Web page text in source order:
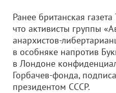
Ранее британская
что активисты группы
анархистов-
в особняке напротив
в Лондоне
Горбачев-фонда,
президентом СССР.